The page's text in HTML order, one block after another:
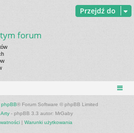
Przejdź do
forum
phpBB® Forum Software © phpBB Limited
Arty - phpBB 3.3 autor: MrGaby
| Warunki użytkowania